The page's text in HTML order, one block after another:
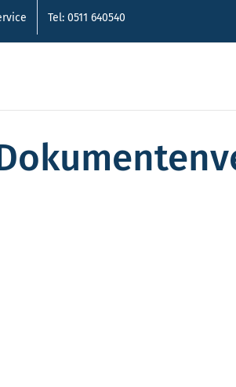
Tel: 0511 640540